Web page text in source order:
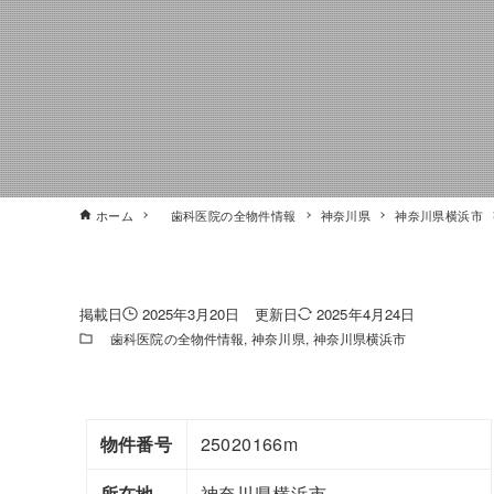
ホーム 歯科医院の全物件情報 神奈川県 神奈川県横浜市
2025年3月20日 2025年4月24日
歯科医院の全物件情報 神奈川県 神奈川県横浜市
物件番号
25020166m